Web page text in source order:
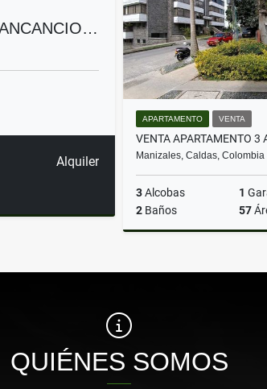
Alquiler
APARTAMENTO VENTA
Manizales, Caldas, Colombia
3Alcobas 1
2 Baños 57
QUIÉNES SOMOS